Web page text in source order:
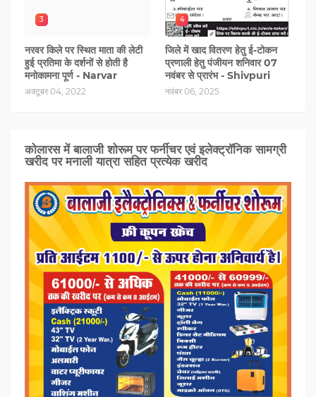
3
नरवर किले पर स्थित माता की लेटी
हुई प्रतिमा के दर्शनों से होती है
मनोकामना पूर्ण - Narvar
अक्टूबर 04, 2022
4
जिले में खाद वितरण हेतु ई-टोकन
प्रणाली हेतु पंजीयन शनिवार 07
नवंबर से प्रारंभ - Shivpuri
नवंबर 06, 2025
कोलारस में बालाजी शोरूम पर फर्नीचर एवं इलेक्ट्रॉनिक सामग्री
खरीद पर मनाली यात्रा सहित प्रत्‍येक खरीद